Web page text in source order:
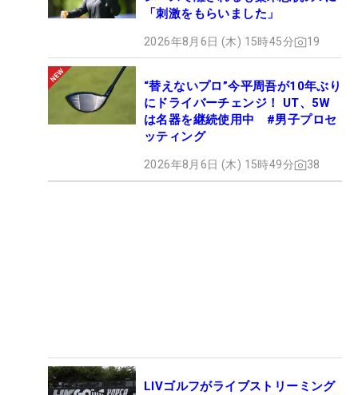
「刺激をもらいました」
2026年8月6日 (木) 15時45分 19
“替えないプロ”今平周吾が10年ぶり
にドライバーチェンジ！ UT、5W
は名器を継続使用中 #男子プロセ
ッティング
2026年8月6日 (木) 15時49分 38
LIVゴルフがライブストリーミング